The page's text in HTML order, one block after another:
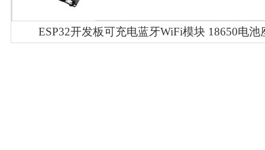
ESP32开发板可充电蓝牙WiFi模块 18650电池